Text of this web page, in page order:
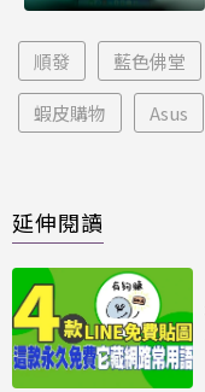
順發 藍色佛堂
蝦皮購物 Asus
延伸閱讀